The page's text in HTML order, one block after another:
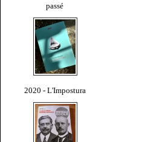
passé
2020 - L'Impostura